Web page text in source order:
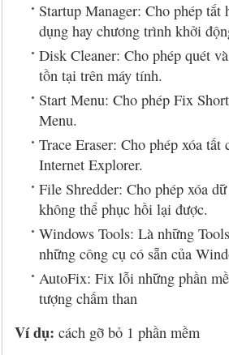
Startup Manager: Cho phép tắt
dụng hay chương trình khởi
Disk Cleaner: Cho phép quét
tồn tại trên máy tính.
Start Menu: Cho phép Fix
Menu.
Trace Eraser: Cho phép xóa tất
Internet Explorer.
File Shredder: Cho phép xóa
không thể phục hồi lại được.
Windows Tools: Là những
những công cụ có sẵn của
AutoFix: Fix lỗi những phần
tượng chấm than
Ví dụ: cách gỡ bỏ 1 phần mềm